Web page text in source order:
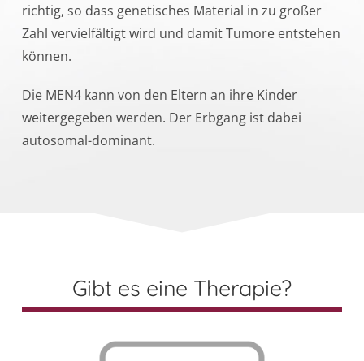
richtig, so dass genetisches Material in zu großer
Zahl vervielfältigt wird und damit Tumore entstehen
können.
Die MEN4 kann von den Eltern an ihre Kinder
weitergegeben werden. Der Erbgang ist dabei
autosomal-dominant.
Gibt es eine Therapie?